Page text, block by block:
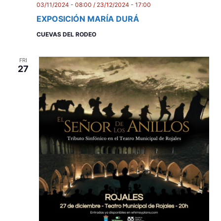
s
N
a
v
i
g
a
t
i
o
EXPOSICIÓN MARÍA DURÁ
03/11/2024 - 08:00 / 23/12/2024 - 17:00
CUEVAS DEL RODEO
FRI
27